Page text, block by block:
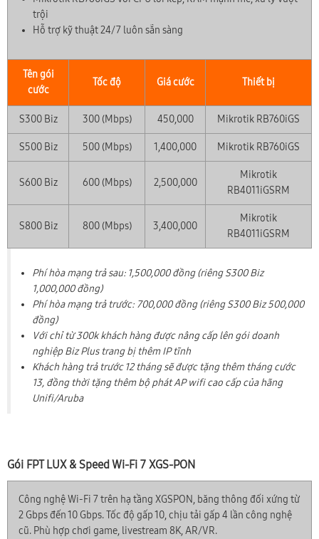
trội
Hỗ trợ kỹ thuật 24/7 luôn sẵn sàng
Tên gói
cước
Tốc độ Giá cước Thiết bị
S300 Biz 300 (Mbps) 450,000 Mikrotik RB760iGS
S500 Biz 500 (Mbps) 1,400,000 Mikrotik RB760iGS
S600 Biz 600 (Mbps) 2,500,000
Mikrotik
RB4011iGSRM
S800 Biz 800 (Mbps) 3,400,000
Mikrotik
RB4011iGSRM
Phí hòa mạng trả sau: 1,500,000 đồng (riêng S300 Biz
1,000,000 đồng)
Phí hòa mạng trả trước: 700,000 đồng (riêng S300 Biz 500,000
đồng)
Với chỉ từ 300k khách hàng được nâng cấp lên gói doanh
nghiệp Biz Plus trang bị thêm IP tĩnh
Khách hàng trả trước 12 tháng sẽ được tặng thêm tháng cước
13, đồng thời tặng thêm bộ phát AP wifi cao cấp của hãng
Unifi/Aruba
Gói FPT LUX & Speed Wi-Fi 7 XGS-PON
Công nghệ Wi-Fi 7 trên hạ tầng XGSPON, băng thông đối xứng từ
2 Gbps đến 10 Gbps. Tốc độ gấp 10, chịu tải gấp 4 lần công nghệ
cũ. Phù hợp chơi game, livestream 8K, AR/VR.